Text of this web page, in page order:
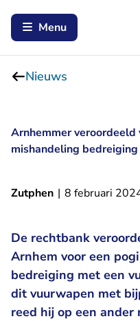
Menu
Nieuws
Arnhemmer
mishandeling
Zutphen | 8 februari
De rechtbank
Arnhem voor een
bedreiging met een
dit vuurwapen met
reed hij op een